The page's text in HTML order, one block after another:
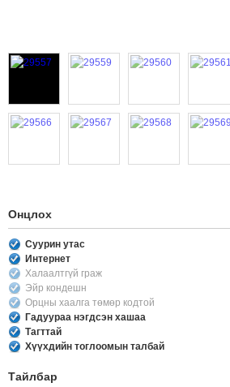
Онцлох
Суурин утас
Интернет
Халаалтгүй граж
Эйр кондешн
Орцны хаалга төмөр кодтой
Гадуураа нэгдсэн хашаа
Тагттай
Хүүхдийн тоглоомын талбай
Тайлбар